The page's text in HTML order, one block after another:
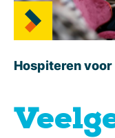
Hospiteren